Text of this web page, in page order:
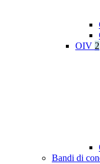
OIV 2
Bandi di